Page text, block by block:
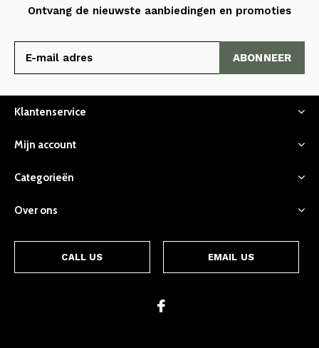
Ontvang de nieuwste aanbiedingen en promoties
ABONNEER
Klantenservice
Mijn account
Categorieën
Over ons
CALL US EMAIL US